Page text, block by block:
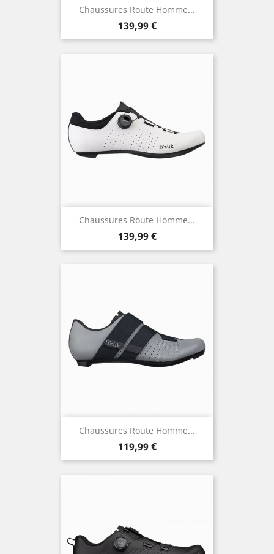
Chaussures Route Homme...
Prix
139,99 €
Chaussures Route Homme...
Prix
139,99 €
Chaussures Route Homme...
Prix
119,99 €